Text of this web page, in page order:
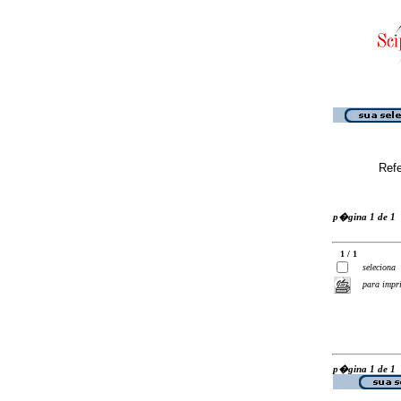
p�gina 1 de 1
1 / 1
seleciona
para
p�gina 1 de 1